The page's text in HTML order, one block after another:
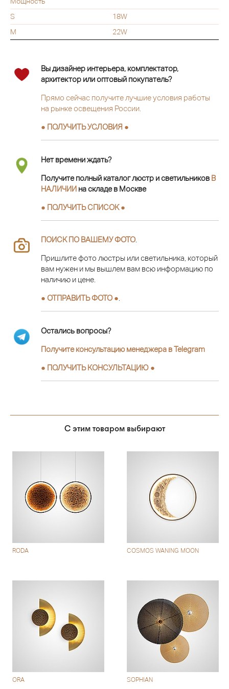
S
18W
M
22W
Вы дизайнер интерьера, комплектатор,
архитектор или оптовый покупатель?
Прямо сейчас получите лучшие условия работы
на рынке освещения России.
● ПОЛУЧИТЬ УСЛОВИЯ ●
Нет времени ждать?
Получите полный каталог люстр и светильников В
НАЛИЧИИ на складе в Москве
● ПОЛУЧИТЬ СПИСОК ●
ПОИСК ПО ВАШЕМУ ФОТО
Пришлите фото люстры или светильника, который
вам нужен и мы вышлем вам всю информацию по
наличию и цене.
● ОТПРАВИТЬ ФОТО ●
Остались вопросы?
Получите консультацию менеджера в Telegram
● ПОЛУЧИТЬ КОНСУЛЬТАЦИЮ ●
С этим товаром выбирают
RODA COSMOS WANING MOON
ORA SOPHIAN